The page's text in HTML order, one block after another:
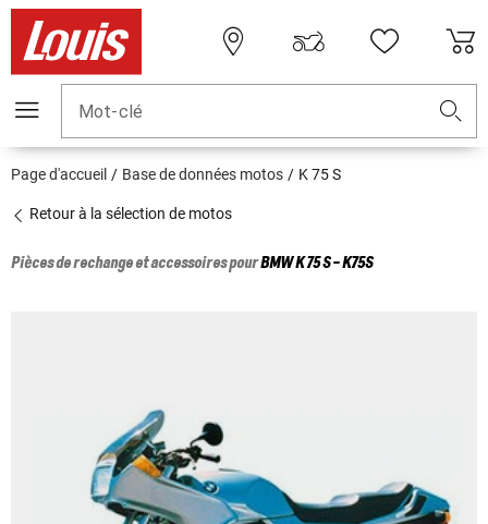
Mot-clé
Page d'accueil Base de données motos K 75 S
Retour à la sélection de motos
Pièces de rechange et accessoires pourBMWK 75 S - K75S